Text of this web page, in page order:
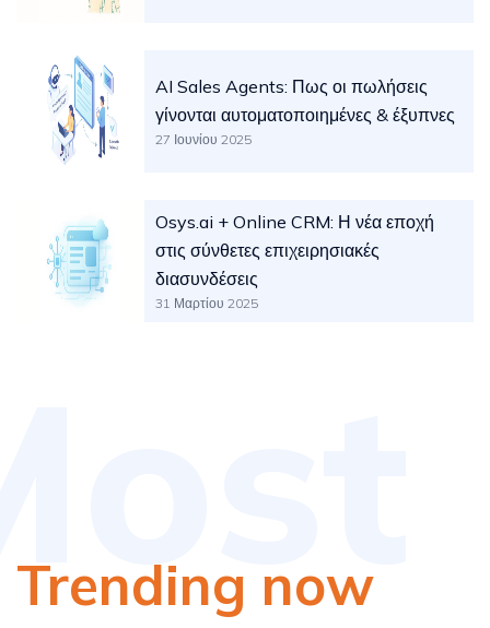
AI Sales Agents: Πως οι πωλήσεις
γίνονται αυτοματοποιημένες & έξυπνες
27 Ιουνίου 2025
Osys.ai + Online CRM: Η νέα εποχή
στις σύνθετες επιχειρησιακές
διασυνδέσεις
31 Μαρτίου 2025
Trending now